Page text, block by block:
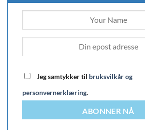
Jeg samtykker til bruksvilkår og
personvernerklæring.
ABONNER NÅ